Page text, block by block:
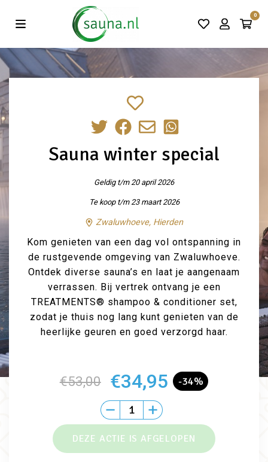
0
Vind de beste acties in één klik!
Sauna winter special
Geldig t/m 20 april 2026
Te koop t/m 23 maart 2026
Zwaluwhoeve, Hierden
Kom genieten van een dag vol ontspanning in
de rustgevende omgeving van Zwaluwhoeve.
Ontdek diverse sauna’s en laat je aangenaam
verrassen. Bij vertrek ontvang je een
TREATMENTS® shampoo & conditioner set,
zodat je thuis nog lang kunt genieten van de
heerlijke geuren en goed verzorgd haar.
€53,00 €34,95 -34%